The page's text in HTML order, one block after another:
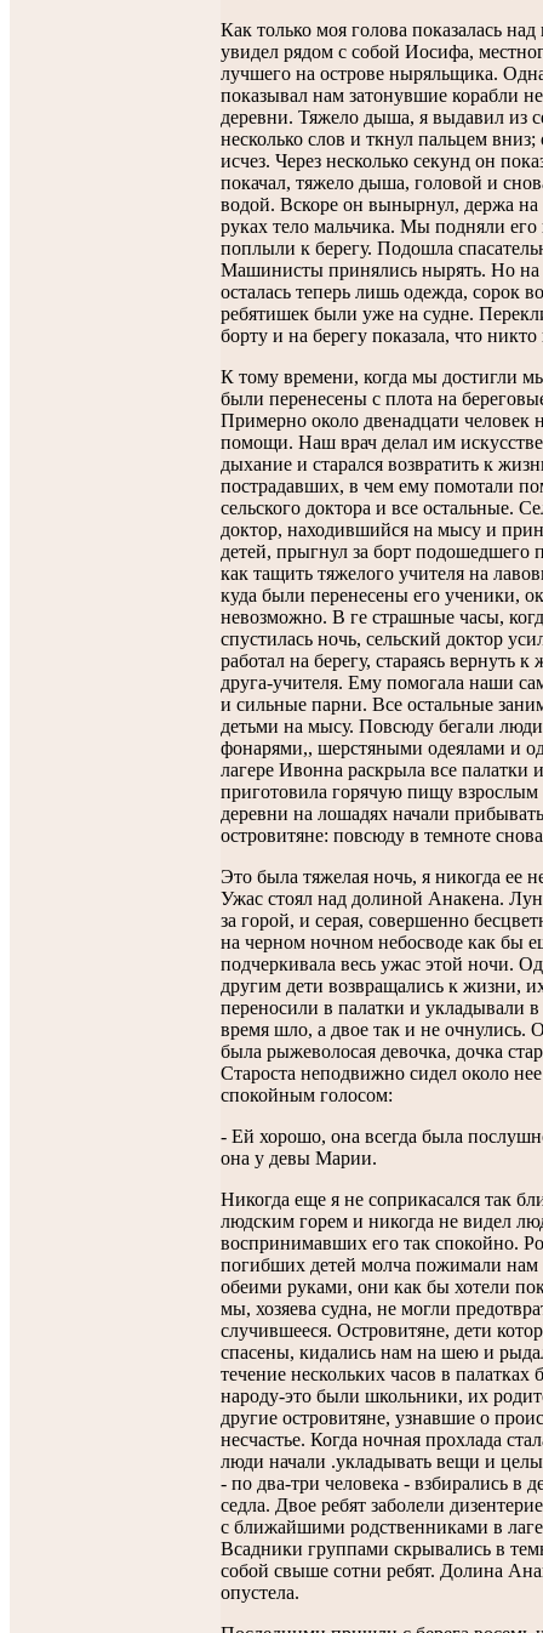
Как только моя голова показалась над
увидел рядом с собой Иосифа,
лучшего на острове ныряльщика.
показывал нам затонувшие корабли
деревни. Тяжело дыша, я выдавил из
несколько слов и ткнул пальцем вниз;
исчез. Через несколько секунд он
покачал, тяжело дыша, головой и
водой. Вскоре он вынырнул, держа
руках тело мальчика. Мы подняли его
поплыли к берегу. Подошла
Машинисты принялись нырять. Но на
осталась теперь лишь одежда, сорок
ребятишек были уже на судне.
борту и на берегу показала, что
К тому времени, когда мы достигли
были перенесены с плота на
Примерно около двенадцати человек
помощи. Наш врач делал им
дыхание и старался возвратить к
пострадавших, в чем ему помотали
сельского доктора и все остальные.
доктор, находившийся на мысу и
детей, прыгнул за борт подошедшего
как тащить тяжелого учителя на
куда были перенесены его ученики,
невозможно. В ге страшные часы,
спустилась ночь, сельский доктор
работал на берегу, стараясь вернуть к
друга-учителя. Ему помогала наши
и сильные парни. Все остальные
детьми на мысу. Повсюду бегали
фонарями,, шерстяными одеялами и
лагере Ивонна раскрыла все палатки и
приготовила горячую пищу взрослым
деревни на лошадях начали прибывать
островитяне: повсюду в темноте
Это была тяжелая ночь, я никогда ее
Ужас стоял над долиной Анакена.
за горой, и серая, совершенно
на черном ночном небосводе как бы
подчеркивала весь ужас этой ночи.
другим дети возвращались к жизни,
переносили в палатки и укладывали
время шло, а двое так и не очнулись.
была рыжеволосая девочка, дочка
Староста неподвижно сидел около
спокойным голосом:
- Ей хорошо, она всегда была
она у девы Марии.
Никогда еще я не соприкасался так
людским горем и никогда не видел
воспринимавших его так спокойно.
погибших детей молча пожимали нам
обеими руками, они как бы хотели
мы, хозяева судна, не могли
случившееся. Островитяне, дети
спасены, кидались нам на шею и
течение нескольких часов в палатках
народу-это были школьники, их
другие островитяне, узнавшие о
несчастье. Когда ночная прохлада
люди начали .укладывать вещи и
- по два-три человека - взбирались в
седла. Двое ребят заболели
с ближайшими родственниками в
Всадники группами скрывались в
собой свыше сотни ребят. Долина
опустела.